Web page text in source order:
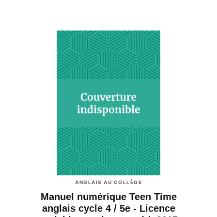
ANGLAIS AU COLLÈGE
Manuel numérique Teen Time
anglais cycle 4 / 5e - Licence